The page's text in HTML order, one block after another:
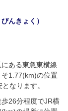
んきょく）
ある東急東横線
1.77(km)の位置
なります。
26分程度でJR横